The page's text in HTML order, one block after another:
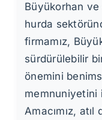
Büyükorhan ve
hurda
firmamız,
sürdürülebilir
önemini
memnuniyetini
Amacımız,